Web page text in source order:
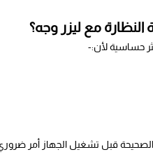
مع ليزر وجه؟
حساسية لأن:-
الصحيحة قبل تشغيل الجهاز أمر